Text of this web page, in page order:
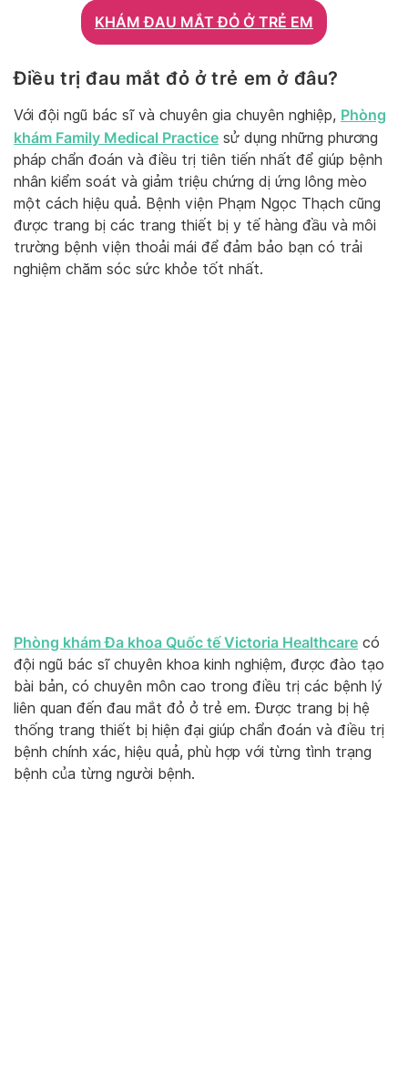
KHÁM ĐAU MẮT ĐỎ Ở TRẺ EM
Điều trị đau mắt đỏ ở trẻ em ở đâu?
Với đội ngũ bác sĩ và chuyên gia chuyên nghiệp, Phòng
khám Family Medical Practice sử dụng những phương
pháp chẩn đoán và điều trị tiên tiến nhất để giúp bệnh
nhân kiểm soát và giảm triệu chứng dị ứng lông mèo
một cách hiệu quả. Bệnh viện Phạm Ngọc Thạch cũng
được trang bị các trang thiết bị y tế hàng đầu và môi
trường bệnh viện thoải mái để đảm bảo bạn có trải
nghiệm chăm sóc sức khỏe tốt nhất.
Phòng khám Đa khoa Quốc tế Victoria Healthcare có
đội ngũ bác sĩ chuyên khoa kinh nghiệm, được đào tạo
bài bản, có chuyên môn cao trong điều trị các bệnh lý
liên quan đến đau mắt đỏ ở trẻ em. Được trang bị hệ
thống trang thiết bị hiện đại giúp chẩn đoán và điều trị
bệnh chính xác, hiệu quả, phù hợp với từng tình trạng
bệnh của từng người bệnh.